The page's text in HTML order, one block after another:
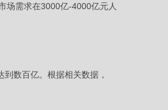
场需求在3000亿-4000亿元人
数百亿。根据相关数据，